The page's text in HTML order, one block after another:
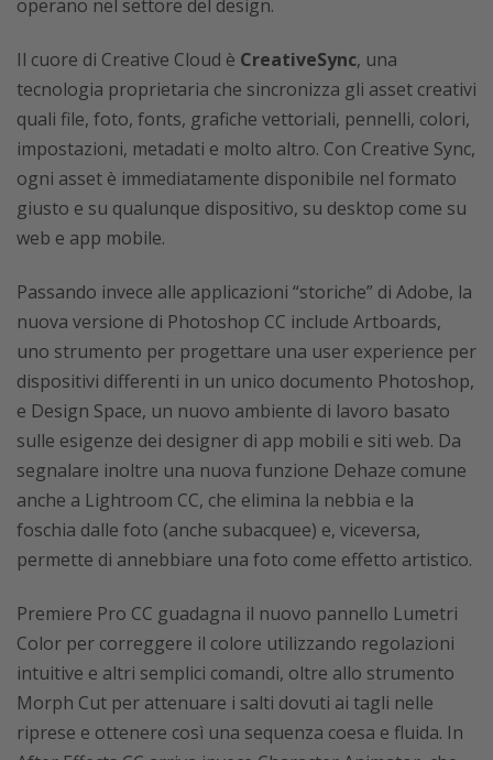
operano nel settore del design.
Il cuore di Creative Cloud è CreativeSync, una
tecnologia proprietaria che sincronizza gli asset creativi
quali file, foto, fonts, grafiche vettoriali, pennelli, colori,
impostazioni, metadati e molto altro. Con Creative Sync,
ogni asset è immediatamente disponibile nel formato
giusto e su qualunque dispositivo, su desktop come su
web e app mobile.
Passando invece alle applicazioni “storiche” di Adobe, la
nuova versione di Photoshop CC include Artboards,
uno strumento per progettare una user experience per
dispositivi differenti in un unico documento Photoshop,
e Design Space, un nuovo ambiente di lavoro basato
sulle esigenze dei designer di app mobili e siti web. Da
segnalare inoltre una nuova funzione Dehaze comune
anche a Lightroom CC, che elimina la nebbia e la
foschia dalle foto (anche subacquee) e, viceversa,
permette di annebbiare una foto come effetto artistico.
Premiere Pro CC guadagna il nuovo pannello Lumetri
Color per correggere il colore utilizzando regolazioni
intuitive e altri semplici comandi, oltre allo strumento
Morph Cut per attenuare i salti dovuti ai tagli nelle
riprese e ottenere così una sequenza coesa e fluida. In